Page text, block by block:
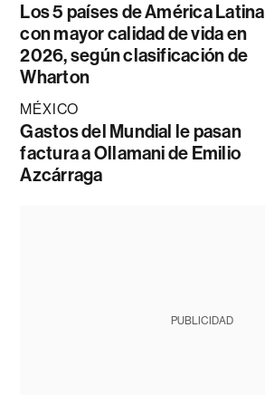
Los 5 países de América Latina
con mayor calidad de vida en
2026, según clasificación de
Wharton
MÉXICO
Gastos del Mundial le pasan
factura a Ollamani de Emilio
Azcárraga
PUBLICIDAD